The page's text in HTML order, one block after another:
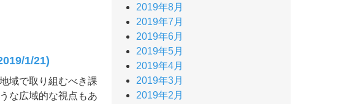
1/21)
域で取り組むべき課
な広域的な視点もあ
2019年8月
2019年7月
2019年6月
2019年5月
2019年4月
2019年3月
2019年2月